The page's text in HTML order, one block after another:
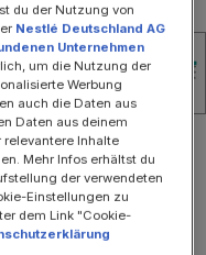
du der Nutzung von
Nestlé Deutschland AG
Unternehmen
um die Nutzung der
Werbung
auch die Daten aus
Daten aus deinem
relevantere Inhalte
Mehr Infos erhältst du
der verwendeten
Einstellungen zu
dem Link "Cookie-